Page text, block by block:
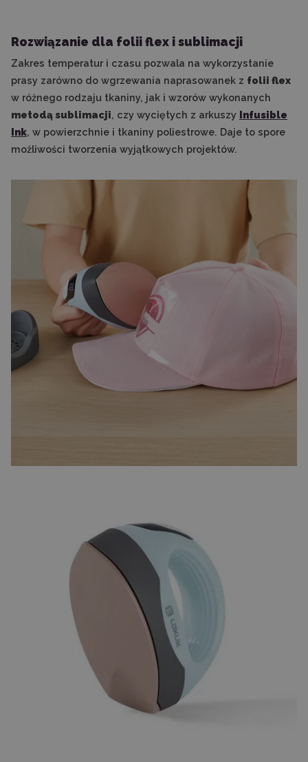
Rozwiązanie dla folii flex i sublimacji
Zakres temperatur i czasu pozwala na wykorzystanie
prasy zarówno do wgrzewania naprasowanek z folii flex
w różnego rodzaju tkaniny, jak i wzorów wykonanych
metodą sublimacji, czy wyciętych z arkuszy Infusible
Ink, w powierzchnie i tkaniny poliestrowe. Daje to spore
możliwości tworzenia wyjątkowych projektów.